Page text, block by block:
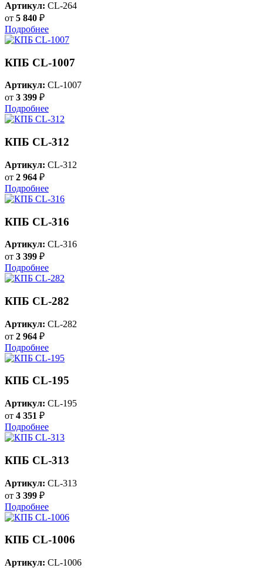
Артикул: CL-264
от 5 840 ₽
Подробнее
КПБ CL-1007
Артикул: CL-1007
от 3 399 ₽
Подробнее
КПБ CL-312
Артикул: CL-312
от 2 964 ₽
Подробнее
КПБ CL-316
Артикул: CL-316
от 3 399 ₽
Подробнее
КПБ CL-282
Артикул: CL-282
от 2 964 ₽
Подробнее
КПБ CL-195
Артикул: CL-195
от 4 351 ₽
Подробнее
КПБ CL-313
Артикул: CL-313
от 3 399 ₽
Подробнее
КПБ CL-1006
Артикул: CL-1006